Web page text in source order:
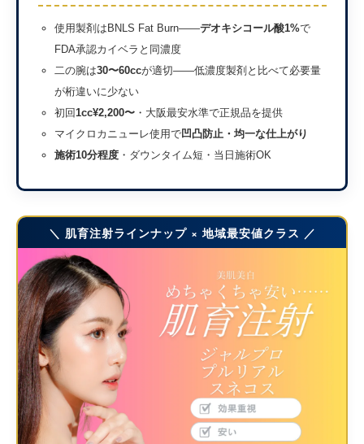
使用製剤はBNLS Fat Burn——デオキシコール酸1%で
FDA承認カイベラと同濃度
二の腕は30〜60ccが適切——低濃度製剤と比べて必要量
が桁違いに少ない
初回1cc¥2,200〜・大阪最安水準で正規品を提供
マイクロカニューレ使用で凹凸防止・均一な仕上がり
施術10分程度・ダウンタイム短・当日施術OK
＼ 肌育注射ラインナップ × 地域最安値クラス ／